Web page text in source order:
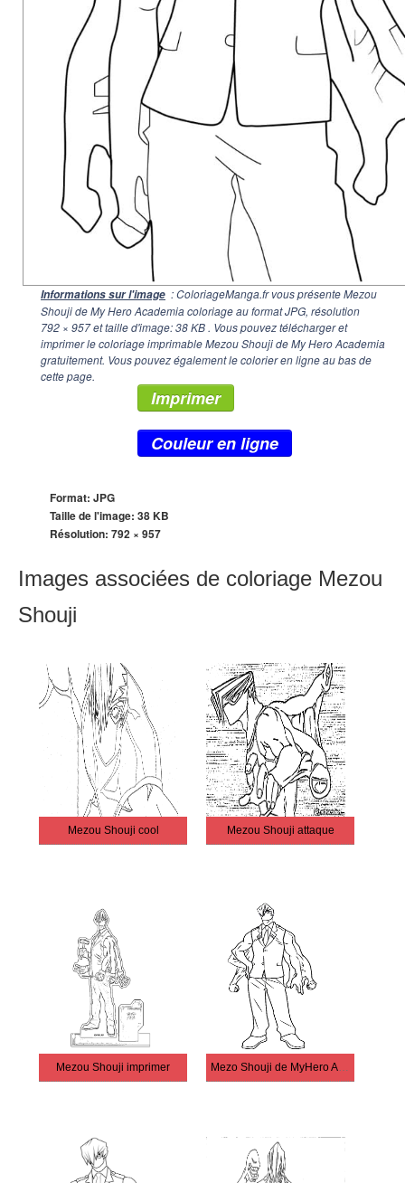
Informations sur l'image : ColoriageManga.fr vous présente Mezou
Shouji de My Hero Academia coloriage au format JPG, résolution
792 × 957et taille d'image: 38 KB . Vous pouvez télécharger et
imprimer le coloriage imprimable Mezou Shouji de My Hero Academia
gratuitement. Vous pouvez également le colorier en ligne au bas de
cette page.
Imprimer
Couleur en ligne
Format: JPG
Taille de l'image: 38 KB
Résolution: 792 × 957
Images associées de coloriage Mezou
Shouji
Mezou Shouji cool Mezou Shouji attaque
Mezou Shouji imprimer Mezo Shouji de MyHero Academia